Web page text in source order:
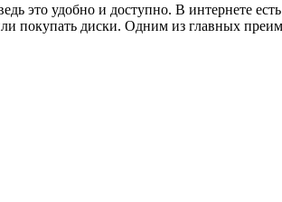
это удобно и доступно. В интернете
покупать диски. Одним из главных